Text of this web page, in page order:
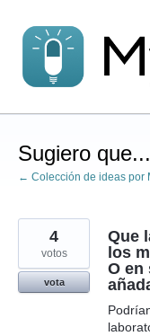
al
contenido
Sugiero que...
← Colección de ideas por
Que
los
O en
4
votos
vota